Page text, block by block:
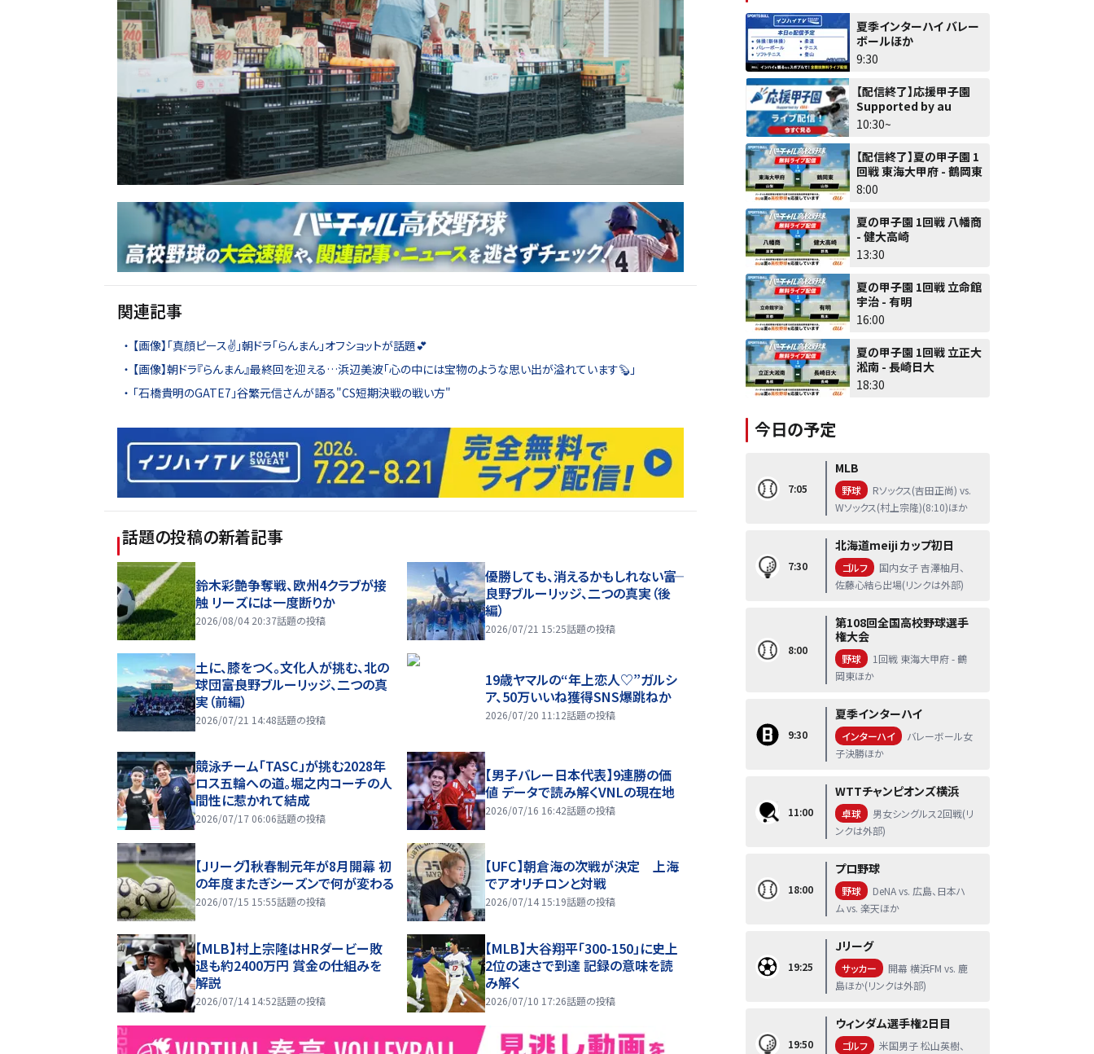
関連記事
【画像】「真顔ピース✌️」朝ドラ「らんまん」オフショットが話題💕
【画像】朝ドラ『らんまん』最終回を迎える…浜辺美波「心の中には宝物のような思い出が溢れています🦫」
「石橋貴明のGATE7」谷繁元信さんが語る"CS短期決戦の戦い方"
話題の投稿の新着記事
鈴木彩艶争奪戦、欧州4クラブが接
触 リーズには一度断りか
2026/08/04 20:37話題の投稿
優勝しても、消えるかもしれない――富
良野ブルーリッジ、二つの真実（後
編）
2026/07/21 15:25話題の投稿
土に、膝をつく。文化人が挑む、北の
球団――富良野ブルーリッジ、二つの真
実（前編）
2026/07/21 14:48話題の投稿
19歳ヤマルの“年上恋人♡”ガルシ
ア、50万いいね獲得SNS爆跳ねか
2026/07/20 11:12話題の投稿
競泳チーム「TASC」が挑む2028年
ロス五輪への道。堀之内コーチの人
間性に惹かれて結成
2026/07/17 06:06話題の投稿
【男子バレー日本代表】9連勝の価
値 データで読み解くVNLの現在地
2026/07/16 16:42話題の投稿
【Jリーグ】秋春制元年が8月開幕 初
の年度またぎシーズンで何が変わる
2026/07/15 15:55話題の投稿
【UFC】朝倉海の次戦が決定 上海
でアオリチロンと対戦
2026/07/14 15:19話題の投稿
【MLB】村上宗隆はHRダービー敗
退も約2400万円 賞金の仕組みを
解説
2026/07/14 14:52話題の投稿
【MLB】大谷翔平「300-150」に史上
2位の速さで到達 記録の意味を読
み解く
2026/07/10 17:26話題の投稿
夏季インターハイ バレー
ボールほか
9:30
【配信終了】応援甲子園
Supported by au
10:30~
【配信終了】夏の甲子園 1
回戦 東海大甲府 - 鶴岡東
8:00
夏の甲子園 1回戦 八幡商
- 健大高崎
13:30
夏の甲子園 1回戦 立命館
宇治 - 有明
16:00
夏の甲子園 1回戦 立正大
淞南 - 長崎日大
18:30
今日の予定
7:05
MLB
野球
Rソックス(吉田正尚) vs.
Wソックス(村上宗隆)(8:10)ほか
7:30
北海道meiji カップ初日
ゴルフ
国内女子 吉澤柚月、
佐藤心結ら出場(リンクは外部)
8:00
第108回全国高校野球選手
権大会
野球
1回戦 東海大甲府 - 鶴
岡東ほか
9:30
夏季インターハイ
インターハイ
バレーボール女
子決勝ほか
11:00
WTTチャンピオンズ横浜
卓球
男女シングルス2回戦(リ
ンクは外部)
18:00
プロ野球
野球
DeNA vs. 広島、日本ハ
ム vs. 楽天ほか
19:25
Jリーグ
サッカー
開幕 横浜FM vs. 鹿
島ほか(リンクは外部)
19:50
ウィンダム選手権2日目
ゴルフ
米国男子 松山英樹、